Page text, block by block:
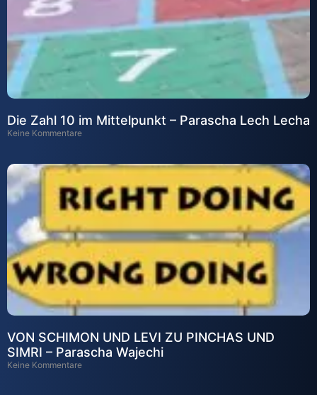
Die Zahl 10 im Mittelpunkt – Parascha Lech Lecha
Keine Kommentare
VON SCHIMON UND LEVI ZU PINCHAS UND
SIMRI – Parascha Wajechi
Keine Kommentare